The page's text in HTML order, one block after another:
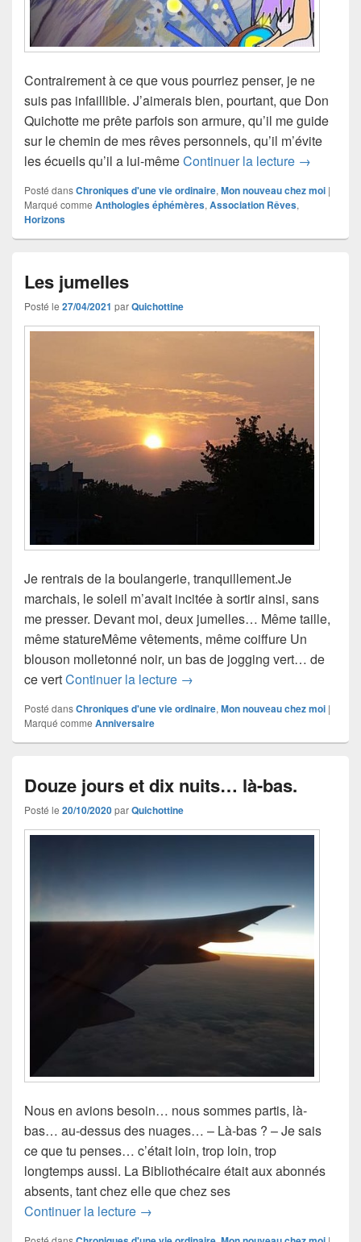
Contrairement à ce que vous pourriez penser, je ne
suis pas infaillible. J’aimerais bien, pourtant, que Don
Quichotte me prête parfois son armure, qu’il me guide
sur le chemin de mes rêves personnels, qu’il m’évite
les écueils qu’il a lui-mêmeContinuer la lecture Les «
→
Posté dansChroniques d'une vie ordinaire, Mon nouveau chez moi |
Marqué comme Anthologies éphémères, Association Rêves,
Horizons
Les jumelles
Posté le 27/04/2021 parQuichottine
Je rentrais de la boulangerie, tranquillement.Je
marchais, le soleil m’avait incitée à sortir ainsi, sans
me presser. Devant moi, deux jumelles… Même taille,
même statureMême vêtements, même coiffure Un
blouson molletonné noir, un bas de jogging vert… de
ce vertContinuer la lecture Les jumelles
→
Posté dansChroniques d'une vie ordinaire, Mon nouveau chez moi |
Marqué comme Anniversaire
Douze jours et dix nuits… là-bas.
Posté le 20/10/2020parQuichottine
Nous en avions besoin… nous sommes partis, là-
bas… au-dessus des nuages… – Là-bas ? – Je sais
ce que tu penses… c’était loin, trop loin, trop
longtemps aussi. La Bibliothécaire était aux abonnés
absents, tant chez elle que chez ses
Continuer la lecture Douze jours et dix nuits… là-bas.
→